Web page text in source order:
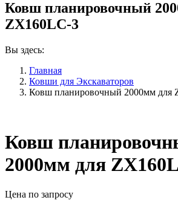
Ковш планировочный
ZX160LC-3
Вы здесь:
Главная
Ковши для Экскаваторов
Ковш планировочный 2000мм для
Ковш
2000мм для
Цена по запросу